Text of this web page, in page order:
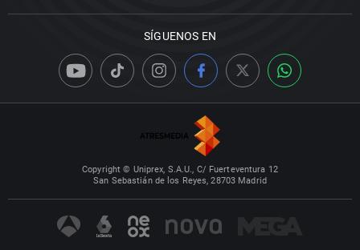
SÍGUENOS EN
Copyright © Uniprex, S.A.U., C/ Fuerteventura 12
San Sebastián de los Reyes, 28703 Madrid